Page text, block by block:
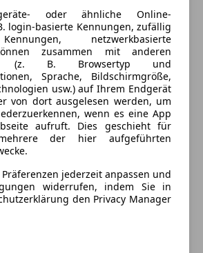
oder ähnliche Online-
login-basierte Kennungen, zufällig
netzwerkbasierte
zusammen mit anderen
(z. B. Browsertyp und
Sprache, Bildschirmgröße,
usw.) auf Ihrem Endgerät
von dort ausgelesen werden, um
wenn es eine App
aufruft. Dies geschieht für
der hier aufgeführten
jederzeit anpassen und
widerrufen, indem Sie in
den Privacy Manager